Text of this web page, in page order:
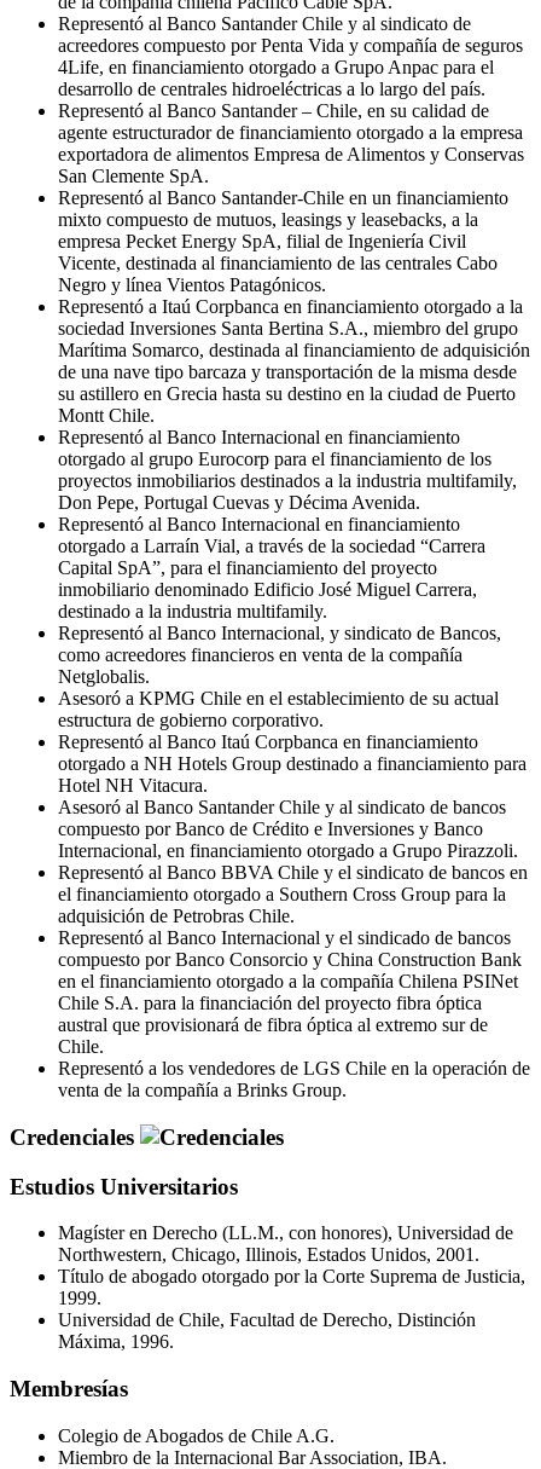
Representó al Banco Santander Chile y al sindicato de
acreedores compuesto por Penta Vida y compañía de seguros
4Life, en financiamiento otorgado a Grupo Anpac para el
desarrollo de centrales hidroeléctricas a lo largo del país.
Representó al Banco Santander – Chile, en su calidad de
agente estructurador de financiamiento otorgado a la empresa
exportadora de alimentos Empresa de Alimentos y Conservas
San Clemente SpA.
Representó al Banco Santander-Chile en un financiamiento
mixto compuesto de mutuos, leasings y leasebacks, a la
empresa Pecket Energy SpA, filial de Ingeniería Civil
Vicente, destinada al financiamiento de las centrales Cabo
Negro y línea Vientos Patagónicos.
Representó a Itaú Corpbanca en financiamiento otorgado a la
sociedad Inversiones Santa Bertina S.A., miembro del grupo
Marítima Somarco, destinada al financiamiento de adquisición
de una nave tipo barcaza y transportación de la misma desde
su astillero en Grecia hasta su destino en la ciudad de Puerto
Montt Chile.
Representó al Banco Internacional en financiamiento
otorgado al grupo Eurocorp para el financiamiento de los
proyectos inmobiliarios destinados a la industria multifamily,
Don Pepe, Portugal Cuevas y Décima Avenida.
Representó al Banco Internacional en financiamiento
otorgado a Larraín Vial, a través de la sociedad “Carrera
Capital SpA”, para el financiamiento del proyecto
inmobiliario denominado Edificio José Miguel Carrera,
destinado a la industria multifamily.
Representó al Banco Internacional, y sindicato de Bancos,
como acreedores financieros en venta de la compañía
Netglobalis.
Asesoró a KPMG Chile en el establecimiento de su actual
estructura de gobierno corporativo.
Representó al Banco Itaú Corpbanca en financiamiento
otorgado a NH Hotels Group destinado a financiamiento para
Hotel NH Vitacura.
Asesoró al Banco Santander Chile y al sindicato de bancos
compuesto por Banco de Crédito e Inversiones y Banco
Internacional, en financiamiento otorgado a Grupo Pirazzoli.
Representó al Banco BBVA Chile y el sindicato de bancos en
el financiamiento otorgado a Southern Cross Group para la
adquisición de Petrobras Chile.
Representó al Banco Internacional y el sindicado de bancos
compuesto por Banco Consorcio y China Construction Bank
en el financiamiento otorgado a la compañía Chilena PSINet
Chile S.A. para la financiación del proyecto fibra óptica
austral que provisionará de fibra óptica al extremo sur de
Chile.
Representó a los vendedores de LGS Chile en la operación de
venta de la compañía a Brinks Group.
Credenciales
Estudios Universitarios
Magíster en Derecho (LL.M., con honores), Universidad de
Northwestern, Chicago, Illinois, Estados Unidos, 2001.
Título de abogado otorgado por la Corte Suprema de Justicia,
1999.
Universidad de Chile, Facultad de Derecho, Distinción
Máxima, 1996.
Membresías
Colegio de Abogados de Chile A.G.
Miembro de la Internacional Bar Association, IBA.